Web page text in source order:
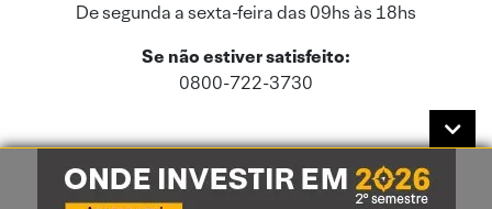
De segunda a sexta-feira das 09hs às 18hs
Se não estiver satisfeito:
0800-722-3730
Este site usa cookies e dados pessoais de acordo com a nossaPolítica de
Cookies
e a nossaPolítica de Privacidade.